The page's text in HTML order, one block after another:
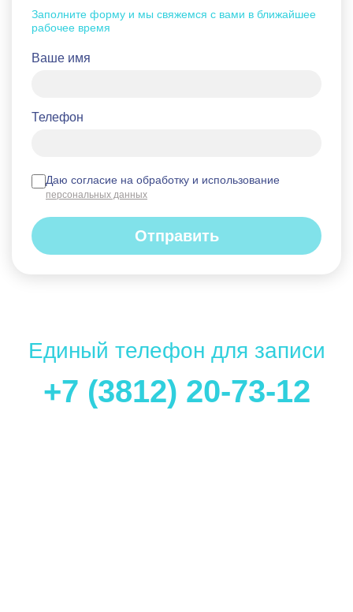
Заполните форму и мы свяжемся с вами в ближайшее
рабочее время
Ваше имя
Телефон
Даю согласие на обработку и использование
персональных данных
Отправить
Единый телефон для записи
+7 (3812) 20-73-12